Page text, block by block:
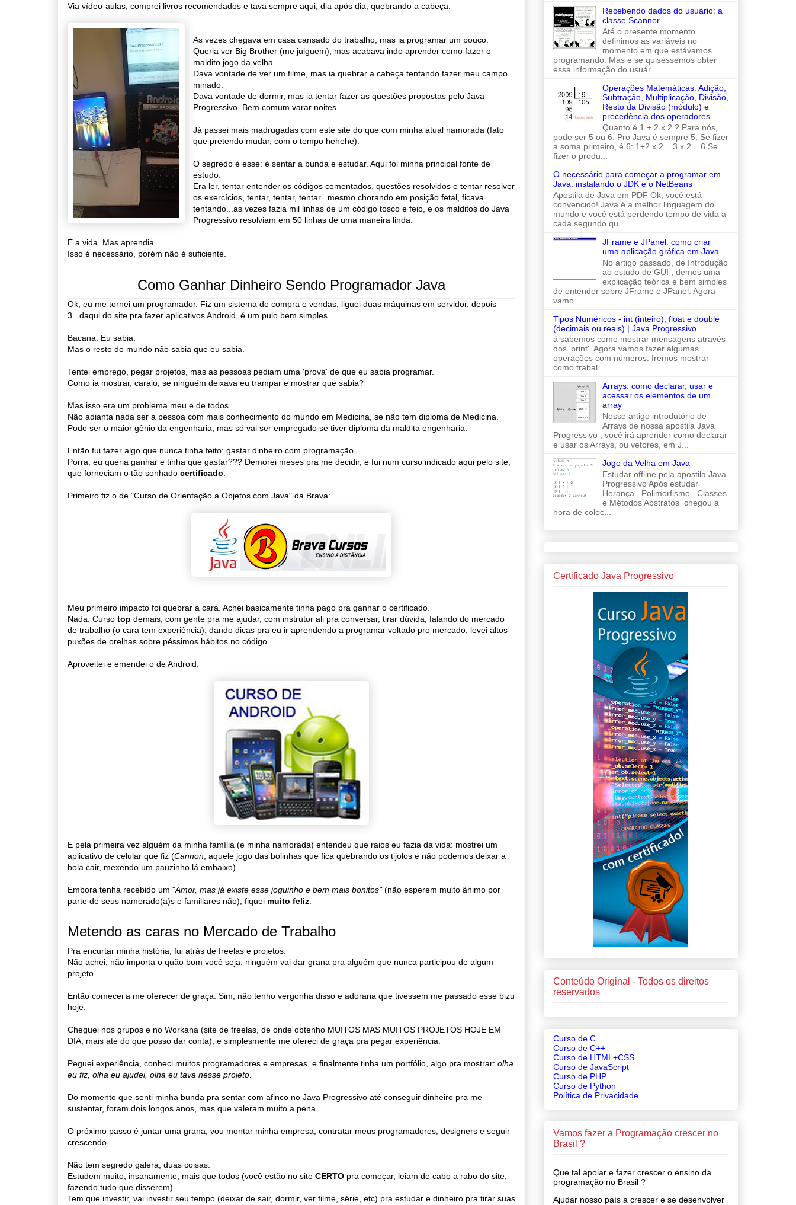
Via vídeo-aulas, comprei livros recomendados e tava sempre aqui, dia após dia, quebrando a cabeça.
As vezes chegava em casa cansado do trabalho, mas ia programar um pouco.
Queria ver Big Brother (me julguem), mas acabava indo aprender como fazer o
maldito jogo da velha.
Dava vontade de ver um filme, mas ia quebrar a cabeça tentando fazer meu campo
minado.
Dava vontade de dormir, mas ia tentar fazer as questões propostas pelo Java
Progressivo. Bem comum varar noites.
Já passei mais madrugadas com este site do que com minha atual namorada (fato
que pretendo mudar, com o tempo hehehe).
O segredo é esse: é sentar a bunda e estudar. Aqui foi minha principal fonte de
estudo.
Era ler, tentar entender os códigos comentados, questões resolvidos e tentar resolver
os exercícios, tentar, tentar, tentar...mesmo chorando em posição fetal, ficava
tentando...as vezes fazia mil linhas de um código tosco e feio, e os malditos do Java
Progressivo resolviam em 50 linhas de uma maneira linda.
É a vida. Mas aprendia.
Isso é necessário, porém não é suficiente.
Como Ganhar Dinheiro Sendo Programador Java
Ok, eu me tornei um programador. Fiz um sistema de compra e vendas, liguei duas máquinas em servidor, depois
3...daqui do site pra fazer aplicativos Android, é um pulo bem simples.
Bacana. Eu sabia.
Mas o resto do mundo não sabia que eu sabia.
Tentei emprego, pegar projetos, mas as pessoas pediam uma 'prova' de que eu sabia programar.
Como ia mostrar, caraio, se ninguém deixava eu trampar e mostrar que sabia?
Mas isso era um problema meu e de todos.
Não adianta nada ser a pessoa com mais conhecimento do mundo em Medicina, se não tem diploma de Medicina.
Pode ser o maior gênio da engenharia, mas só vai ser empregado se tiver diploma da maldita engenharia.
Então fui fazer algo que nunca tinha feito: gastar dinheiro com programação.
Porra, eu queria ganhar e tinha que gastar??? Demorei meses pra me decidir, e fui num curso indicado aqui pelo site,
que forneciam o tão sonhado certificado
Primeiro fiz o de "Curso de Orientação a Objetos com Java" da Brava:
Meu primeiro impacto foi quebrar a cara. Achei basicamente tinha pago pra ganhar o certificado.
Nada. Curso top demais, com gente pra me ajudar, com instrutor ali pra conversar, tirar dúvida, falando do mercado
de trabalho (o cara tem experiência), dando dicas pra eu ir aprendendo a programar voltado pro mercado, levei altos
puxões de orelhas sobre péssimos hábitos no código.
Aproveitei e emendei o de Android:
E pela primeira vez alguém da minha família (e minha namorada) entendeu que raios eu fazia da vida: mostrei um
aplicativo de celular que fiz (Cannon , aquele jogo das bolinhas que fica quebrando os tijolos e não podemos deixar a
bola cair, mexendo um pauzinho lá embaixo).
Embora tenha recebido um "Amor, mas já existe esse joguinho e bem mais bonitos"(não esperem muito ânimo por
parte de seus namorado(a)s e familiares não), fiquei muito feliz
Metendo as caras no Mercado de Trabalho
Pra encurtar minha história, fui atrás de freelas e projetos.
Não achei, não importa o quão bom você seja, ninguém vai dar grana pra alguém que nunca participou de algum
projeto.
Então comecei a me oferecer de graça. Sim, não tenho vergonha disso e adoraria que tivessem me passado esse bizu
hoje.
Cheguei nos grupos e no Workana (site de freelas, de onde obtenho MUITOS MAS MUITOS PROJETOS HOJE EM
DIA, mais até do que posso dar conta), e simplesmente me ofereci de graça pra pegar experiência.
Peguei experiência, conheci muitos programadores e empresas, e finalmente tinha um portfólio, algo pra mostrar: olha
eu fiz, olha eu ajudei, olha eu tava nesse projeto
Do momento que senti minha bunda pra sentar com afinco no Java Progressivo até conseguir dinheiro pra me
sustentar, foram dois longos anos, mas que valeram muito a pena.
O próximo passo é juntar uma grana, vou montar minha empresa, contratar meus programadores, designers e seguir
crescendo.
Não tem segredo galera, duas coisas:
Estudem muito, insanamente, mais que todos (você estão no site CERTO pra começar, leiam de cabo a rabo do site,
fazendo tudo que disserem)
Tem que investir, vai investir seu tempo (deixar de sair, dormir, ver filme, série, etc) pra estudar e dinheiro pra tirar suas
Recebendo dados do usuário: a
classe Scanner
Até o presente momento
definimos as variáveis no
momento em que estávamos
programando. Mas e se quiséssemos obter
essa informação do usuár...
Operações Matemáticas: Adição,
Subtração, Multiplicação, Divisão,
Resto da Divisão (módulo) e
precedência dos operadores
Quanto é 1 + 2 x 2 ? Para nós,
pode ser 5 ou 6. Pro Java é sempre 5. Se fizer
a soma primeiro, é 6: 1+2 x 2 = 3 x 2 = 6 Se
fizer o produ...
O necessário para começar a programar em
Java: instalando o JDK e o NetBeans
Apostila de Java em PDF Ok, você está
convencido! Java é a melhor linguagem do
mundo e você está perdendo tempo de vida a
cada segundo qu...
JFrame e JPanel: como criar
uma aplicação gráfica em Java
No artigo passado, de Introdução
ao estudo de GUI , demos uma
explicação teórica e bem simples
de entender sobre JFrame e JPanel. Agora
vamo...
Tipos Numéricos - int (inteiro), float e double
(decimais ou reais) | Java Progressivo
á sabemos como mostrar mensagens através
dos 'print'. Agora vamos fazer algumas
operações com números. Iremos mostrar
como trabal...
Arrays: como declarar, usar e
acessar os elementos de um
array
Nesse artigo introdutório de
Arrays de nossa apostila Java
Progressivo , você irá aprender como declarar
e usar os Arrays, ou vetores, em J...
Jogo da Velha em Java
Estudar offline pela apostila Java
Progressivo Após estudar
Herança , Polimorfismo , Classes
e Métodos Abstratos chegou a
hora de coloc...
Certificado Java Progressivo
Conteúdo Original - Todos os direitos
reservados
Curso de C
Curso de C++
Curso de HTML+CSS
Curso de JavaScript
Curso de PHP
Curso de Python
Política de Privacidade
Vamos fazer a Programação crescer no
Brasil ?
Que tal apoiar e fazer crescer o ensino da
programação no Brasil ?
Ajudar nosso país a crescer e se desenvolver